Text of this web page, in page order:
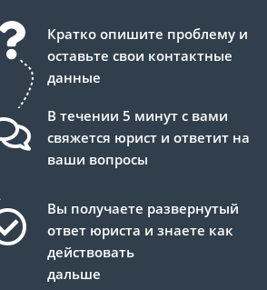
Кратко опишите проблему и
оставьте свои контактные
данные
В течении 5 минут с вами
свяжется юрист и ответит на
ваши вопросы
Вы получаете развернутый
ответ юриста и знаете как
действовать
дальше